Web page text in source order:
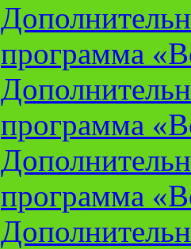
программа
программа
программа